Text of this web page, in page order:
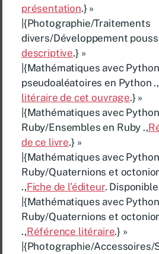
présentation.} »
|{Photographie/Traitements
divers/Développement
descriptive.} »
|{Mathématiques avec
pseudoaléatoires en Python .,
litéraire de cet ouvrage.} »
|{Mathématiques avec
Ruby/Ensembles en Ruby .,
de ce livre.} »
|{Mathématiques avec
Ruby/Quaternions et
.,Fiche de l’éditeur. Disponible
|{Mathématiques avec
Ruby/Quaternions et
.,Référence litéraire.} »
|{Photographie/Accessoires/